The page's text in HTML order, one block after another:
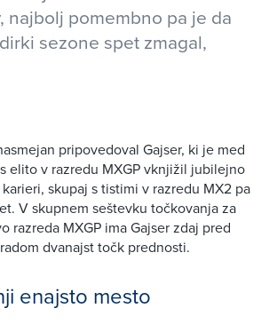
najbolj pomembno pa je da
sezone spet zmagal,
pripovedoval Gajser, ki je med
elito v razredu MXGP vknjižil jubilejno
skupaj s tistimi v razredu MX2 pa
V skupnem seštevku točkovanja za
razreda MXGP ima Gajser zdaj pred
dvanajst točk prednosti.
enajsto mesto